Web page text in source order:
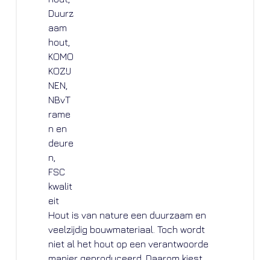
Hout is van nature een duurzaam en
veelzijdig bouwmateriaal. Toch wordt
niet al het hout op een verantwoorde